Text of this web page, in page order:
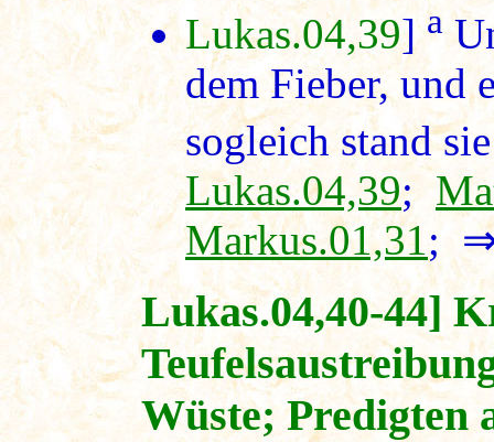
Lukas.04,39]a
dem Fieber, und
sogleich stand
Lukas.04,39;
Markus.01,31;
Lukas.04,40-44]
Wüste; Predigten